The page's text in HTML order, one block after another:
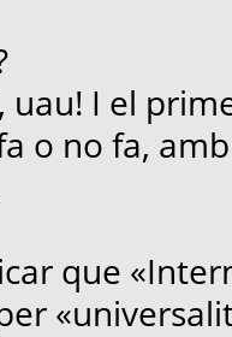
uau! I el
o no fa,
que